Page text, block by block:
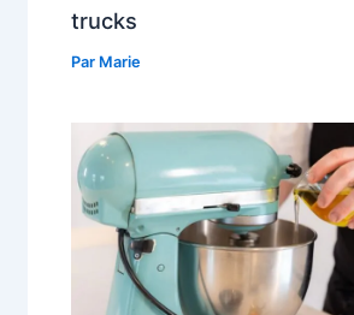
trucks
Par Marie